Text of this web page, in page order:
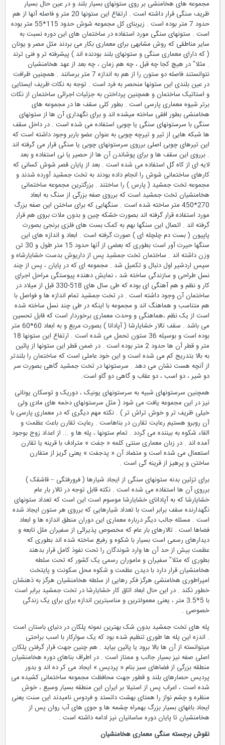
مجموعه های هخامنشی بر روی ستونهای بسیار بلند و در عین حال بسیار
ظریف سنگی قرار داشته است . ارتفاع این ستونها 20 متر و فاصله آنها از هم
حدود 7 متر بوده است . زیربنای کل مجموعه شوش حدود 115*55 متر بوده
است . ستونهای سنگی مورد استفاده در ساختمان های این دوره نسبت به
سایر مناطقی که روش مشابهی برای معماری بکار می بردند مثل مصر و یونان
( که دارای معماری سنگی و ستونهای بلند بودنده اند ) پیشرفته تر و فنی ترند
. مثلا" در هیچ کجا چه قبل ، چه هم زمان ، چه بعد از عهد هخامنشیان
نتوانستند فاصله دو ستون را از هم به اندازه 7 متر برسانند . همچنین ظرافت
در عین بلندی این ستونها منحصر به فرد است . توجه به نکات ظریف ایستایی
و استاتیک ساختمان و همچنین پرداختن به جزئیات اجرائی ساختمان از نکات
برتر شیوه معماری پارسی است . بطور کلی سقف ها در مجموعه های
هخامنشی بطور افقی ساخته میشده اند و برای نگهداری آن ها از ستونهای
سنگی با سرستونهای سنگی یا چوبی استفاده می شده است . در داخل سقف
ها شبکه هایی از تیر و تیرچه چوبی به عنوان عضو باربر وجود داشته است که
این تیرهای چوبی اصلی برروی سرستونهای چوبی یا سنگی قرار می گرفته اند
. برروی این سقف ها و برای پوشاندن آن ها از حصیر یا نی استفاده و بعد
لایه ای از کاه گل استفاده می شده است . بعد از پایان قصر شوش کسانی که
کارهای ساختمانی شوش را انجام داده بودند به تخت جمشید آورده شدند و
مجموعه تخت جمشید ( پارس ) را ساختند . بزرگترین مجموعه ساختمانی
هخامنشیان تخت جمشید است که برروی صفه بزرگی از سنگ به ابعاد
270*450 متر ساخته شده است . سنگهایی که برای ساختن این صفه بزرگ
مورد استفاده قرار گرفته اند بصورت خشکه چین و بدون ملات بروی هم قرار
گرفته اند . اتصال این سنگها بهم به کمک بست های فلزی برنجی بصورت
پاپیون ( بست دم چلچله ای ) صورت گرفته است . ابعاد و اندازه های این
سنگها حیرت آور است بطوری که بعضی از آنها حدود 15 متر طول و 30 تن
وزن داشته اند . ساختمان تخت جمشید پس از داریوش بدست خشایارشاه و
سپس اردشیر اول دنبال و تکمیل شد . مجموعه ای که در پایان ، پس از چند
نسل طراحی و سازندگی ساخته شد ، نمایش دهنده پیوستگی مراحل اجرای
کار و نظم و هم آهنگی ای بوده که طی سال های 518-330 قبل از میلاد در
ساختمان آن وجود داشته است . در تخت جمشید تمام اندازه ها و فواصل با
هم متناسب و هماهنگ اند و مجموعه با اینکه در طی چند نسل ساخته شده
است از یک نظم ،هماهنگی و وحدت معماری برخوردار است که قابل تحسین
می باشد . سقف تالار خشایارشا ( آپادانا ) بصورت مربع و به ابعاد 60*60 متر
بوده است و بوسیله 36 ستون تحمل می شده است . ارتفاع این ستونها 18
متر و قطر آن ها حدود 2 متر بوده است . در ضمن قطر این ستونها از پائین
به بالا بتدریج کم می شده است و این خود عاملی است که ساختمان را بلندتر
از آنچه هست نشان می دهد . سرستونها در تخت جمشید گاهی بصورت سر
دو شیر ، دو اسب ، دو عقاب و گاهی دو گاو است.
همچنین سرستونهای شبیه به سرستونهای یونیک ، دوریک و توسکان یونانی
نیز در این مجموعه یافت می شود ( مثل سرستونهای دخمه های مادی ولی
خیلی ظریف تر و خوش تراش تر ) . نکته مهم دیگری که در معماری پارسی با
آن روبرو هستیم رعایت تقارن در بناهاست . رعایت تقارن باعث عظمت و
القاء شکوه به بیننده می گردد . تمام ستونها ، پله ها و ... از اعداد زوج بوجود
آمده اند . در زبان معماری سنتی کلمه « جفت » مترادف با قرینه یا تقارن
استعمال می شده است و متضاد آن « پدجفت » یعنی گریز از متقارن
ساختن و پرهیز از قرینه گی است .
برای تزئین بدنه ستونهای سنگی از ایجاد شیارها ( فرورفتگی – قاشقک )
برروی آن ها استفاده می شده است . نکته قابل توجه در تالار بار عام
خشایارشا که به آپادانای خشایارشا موسوم است این است که تعداد ستونهای
نگهدارنده سقف برابر است با تعداد شیارهایی که برروی هر ستون ایجاد شده
است . مسئله جالب دیگر درباره معماری این دوران منطق اندازه ها و ابعاد
فضاها است . تالارهای بار عام که مخصوص پذیرائی از سفیران ملل تابعه و
دیدارهای رسمی است بسیار با شکوه و رفیع ساخته شده اند بطوری که
عظمت بیش از حد آن ها وارد شوندگان را تحت نفوذ کامل قرار بدهند
بطوری که مثلا" سفیران و ماموران رسمی یک کشور که تحت سلطه
هخامنشیان قرار دارد با دیدن عظمت و شکوه محل سکونت و پایتخت
امپراطوری هخامنشی هرگز فکر رهایی از سلطه هخامنشیان هرگز به ذهنشان
خطور نکند . در این حال ابعاد اتاق کار خشایارشا در تخت جمشید برابر است
با 5*3.5 متر ، یعنی معمولترین و مناسبترین اندازه برای برای یک زندگی
خصوصی .
پله های تخت جمشید بدون شک بهترین نمونه پلکان در دنیای باستان است
. اندزه این پله ها طوری تنظیم شده بود که یک سوارکار با اسب براحتی
میتوانسته از آن ها بالا برود یا پائین بیاید . هم چنین جهت قرار گرفتن پلکان
اصلی صفه نیز بسیار جالب و ممتاز است . در اطراف بناهای دوره هخامنشیان
منطقه بزرگی از فضاهای سبز بنام « پردیس » ایجاد می کر ده اند و بدور
پردیس حصارهای بلند و قطور جهت محافظت مجموعه ساختمانی کشیده می
شده است ، اعراب پس از استیلا بر ایران این منطقه بسیار وسیع ، خوش
منظره و چشم نواز را همتای بهشت دانستد و فردوس نامیدند این سنت یعنی
ایجاد باغهای بسیار بزرگ بهمراه چشمه ها و جوی های آب روان پس از
هخامنشیان تا پایان دوره ساسانیان نیز ادامه داشته است .
نقوش برجسته سنگی معماری هخامنشیان